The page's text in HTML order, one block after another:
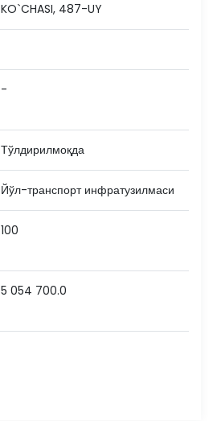
KO`CHASI, 487-UY
-
Тўлдирилмоқда
Йўл-транспорт инфратузилмаси
100
5 054 700.0